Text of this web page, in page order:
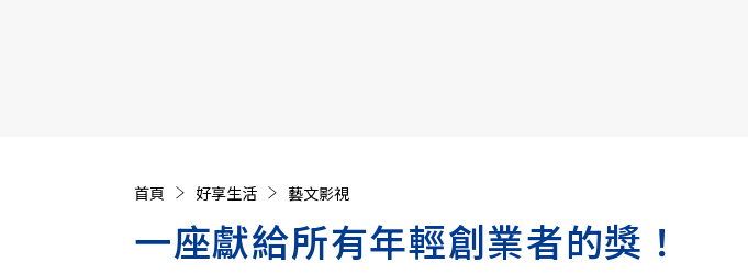
首頁 好享生活 藝文影視
一座獻給所有年輕創業者的獎！